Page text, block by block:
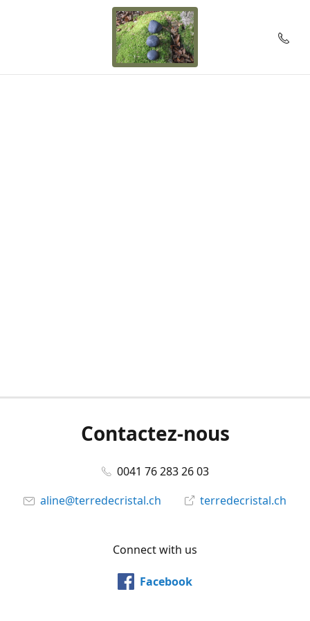
Contactez-nous
0041 76 283 26 03
aline@terredecristal.ch
terredecristal.ch
Connect with us
Facebook